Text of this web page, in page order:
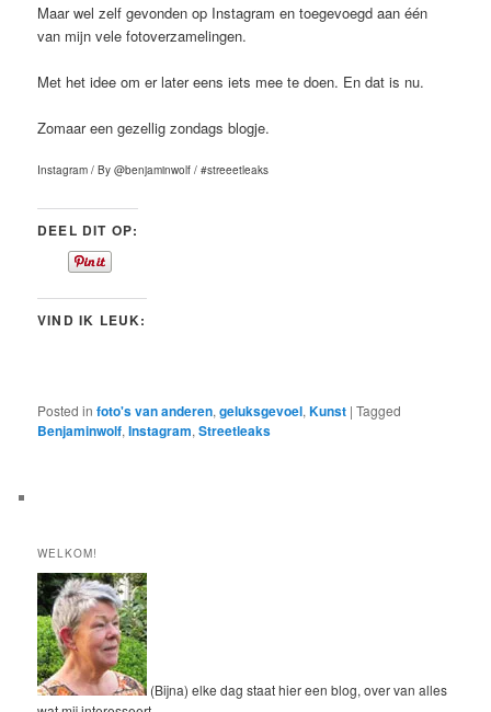
Maar wel zelf gevonden op Instagram en toegevoegd aan één
van mijn vele fotoverzamelingen.
Met het idee om er later eens iets mee te doen. En dat is nu.
Zomaar een gezellig zondags blogje.
Instagram / By @benjaminwolf / #streeetleaks
DEEL DIT OP:
VIND IK LEUK:
Posted in foto's van anderen,geluksgevoel,Kunst |Tagged
Benjaminwolf,Instagram,Streetleaks
WELKOM!
(Bijna) elke dag staat hier een blog, over van alles